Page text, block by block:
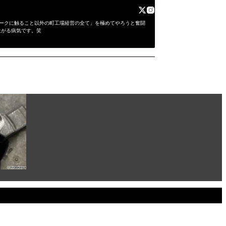
クに触ること以外の町工場経営の全て」を極めてやろうと奮闘
る病気です。笑